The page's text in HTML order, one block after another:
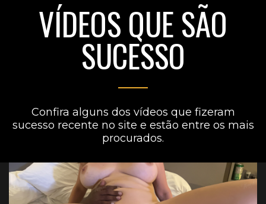
VÍDEOS QUE SÃO
SUCESSO
Confira alguns dos vídeos que fizeram
sucesso recente no site e estão entre os mais
procurados.